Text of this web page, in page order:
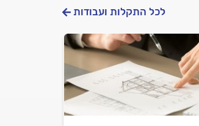
לכל התקלות ועבודות